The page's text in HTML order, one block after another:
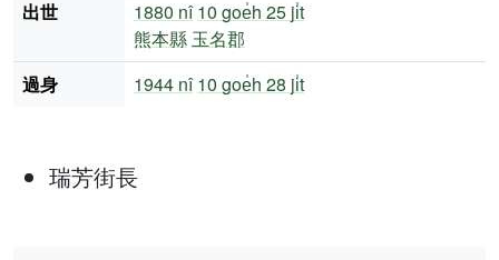
瑞芳街長
出世 1880 nî 10 goe̍h 25 ji̍t
熊本縣 玉名郡
過身
1944 nî 10 goe̍h 28 ji̍t